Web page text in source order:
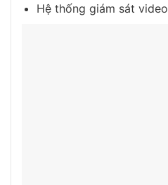
Hệ thống giám sát video